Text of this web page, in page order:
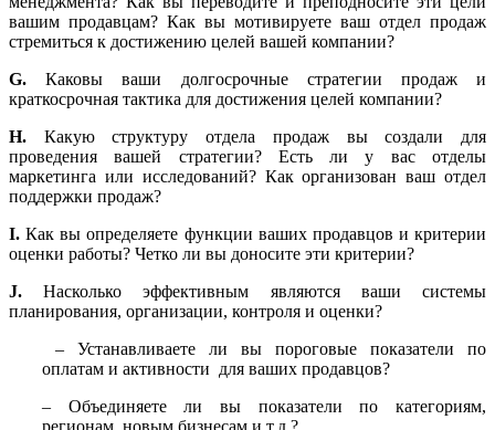
вашим продавцам? Как вы мотивируете ваш отдел продаж
стремиться к достижению целей вашей компании?
G. Каковы ваши долгосрочные стратегии продаж и
краткосрочная тактика для достижения целей компании?
H. Какую структуру отдела продаж вы создали для
проведения вашей стратегии? Есть ли у вас отделы
маркетинга или исследований? Как организован ваш отдел
поддержки продаж?
I. Как вы определяете функции ваших продавцов и критерии
оценки работы? Четко ли вы доносите эти критерии?
J. Насколько эффективным являются ваши системы
планирования, организации, контроля и оценки?
– Устанавливаете ли вы пороговые показатели по
оплатам и активности для ваших продавцов?
– Объединяете ли вы показатели по категориям,
регионам, новым бизнесам и т.д.?